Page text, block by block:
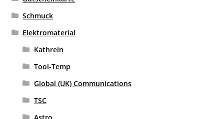
Schmuck
Elektromaterial
Kathrein
Tool-Temp
Global (UK) Communications
TSC